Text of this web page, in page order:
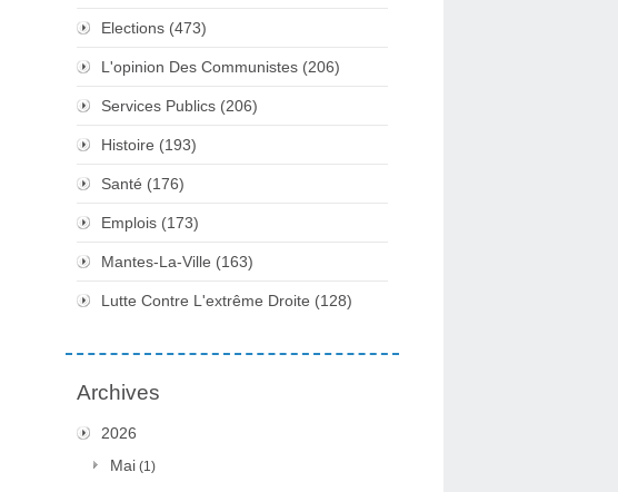
Elections (473)
L'opinion Des Communistes (206)
Services Publics (206)
Histoire (193)
Santé (176)
Emplois (173)
Mantes-La-Ville (163)
Lutte Contre L'extrême Droite (128)
Archives
2026
Mai (1)